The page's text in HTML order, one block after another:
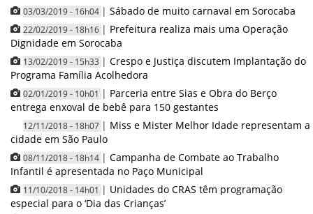
03/03/2019 - 16h04 | Sábado de muito carnaval em Sorocaba
22/02/2019 - 18h16 | Prefeitura realiza mais uma Operação
Dignidade em Sorocaba
13/02/2019 - 15h33 | Crespo e Justiça discutem Implantação do
Programa Família Acolhedora
02/01/2019 - 10h01 | Parceria entre Sias e Obra do Berço
entrega enxoval de bebê para 150 gestantes
12/11/2018 - 18h07 | Miss e Mister Melhor Idade representam a
cidade em São Paulo
08/11/2018 - 18h14 | Campanha de Combate ao Trabalho
Infantil é apresentada no Paço Municipal
11/10/2018 - 14h01 | Unidades do CRAS têm programação
especial para o ‘Dia das Crianças’